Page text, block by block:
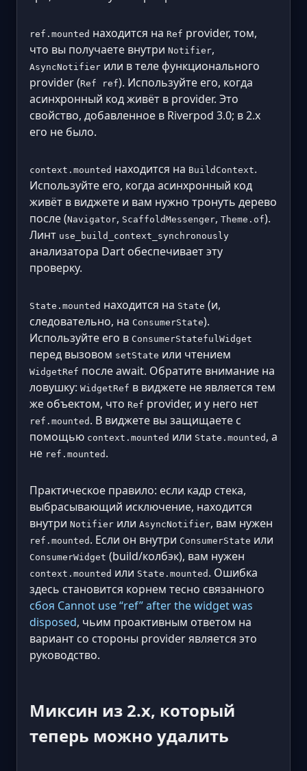
ref.mounted находится на Ref provider, том,
что вы получаете внутри Notifier,
AsyncNotifier или в теле функционального
provider (Ref ref). Используйте его, когда
асинхронный код живёт в provider. Это
свойство, добавленное в Riverpod 3.0; в 2.x
его не было.
context.mounted находится на BuildContext.
Используйте его, когда асинхронный код
живёт в виджете и вам нужно тронуть дерево
после (Navigator, ScaffoldMessenger, Theme.of).
Линт use_build_context_synchronously
анализатора Dart обеспечивает эту
проверку.
State.mounted находится на State (и,
следовательно, на ConsumerState).
Используйте его в ConsumerStatefulWidget
перед вызовом setState или чтением
WidgetRef после await. Обратите внимание на
ловушку: WidgetRef в виджете не является тем
же объектом, что Ref provider, и у него нет
ref.mounted . В виджете вы защищаете с
помощью context.mounted или State.mounted , а
не ref.mounted .
Практическое правило: если кадр стека,
выбрасывающий исключение, находится
внутри Notifier или AsyncNotifier, вам нужен
ref.mounted . Если он внутри ConsumerState или
ConsumerWidget (build/колбэк), вам нужен
context.mounted или State.mounted . Ошибка
здесь становится корнем тесно связанного
сбоя Cannot use “ref” after the widget was
disposed, чьим проактивным ответом на
вариант со стороны provider является это
руководство.
Миксин из 2.x, который
теперь можно удалить